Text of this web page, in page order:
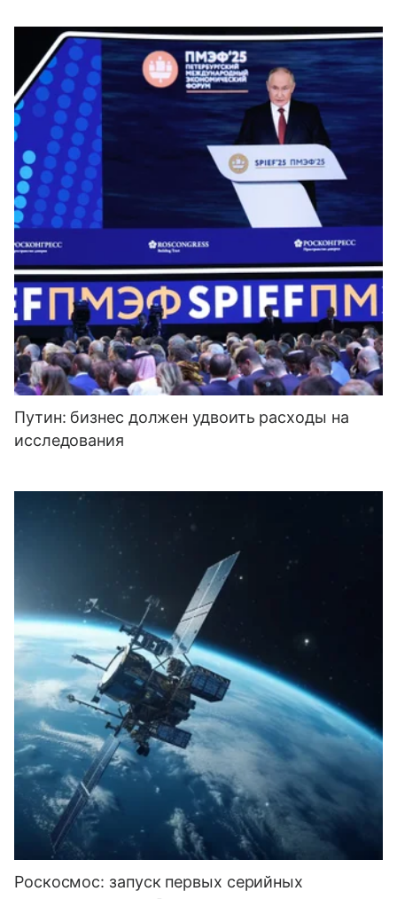
Путин: бизнес должен удвоить расходы на
исследования
Роскосмос: запуск первых серийных